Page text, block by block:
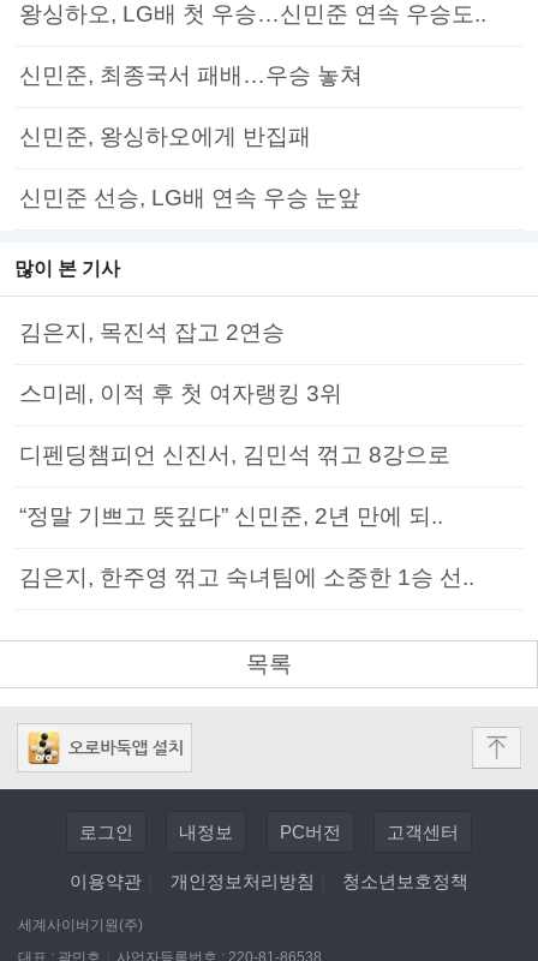
왕싱하오, LG배 첫 우승…신민준 연속 우승도..
신민준, 최종국서 패배…우승 놓쳐
신민준, 왕싱하오에게 반집패
신민준 선승, LG배 연속 우승 눈앞
많이 본 기사
김은지, 목진석 잡고 2연승
스미레, 이적 후 첫 여자랭킹 3위
디펜딩챔피언 신진서, 김민석 꺾고 8강으로
“정말 기쁘고 뜻깊다” 신민준, 2년 만에 되..
김은지, 한주영 꺾고 숙녀팀에 소중한 1승 선..
목록
로그인 내정보 PC버전 고객센터
이용약관 개인정보처리방침 청소년보호정책
세계사이버기원(주)
대표 : 곽민호
사업자등록번호 : 220-81-86538